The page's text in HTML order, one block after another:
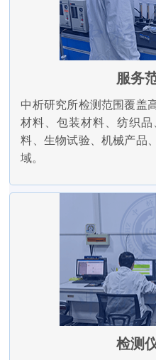
服务
中析研究所检测范围覆盖
材料、包装材料、纺织
料、生物试验、机械产品
域。
检测